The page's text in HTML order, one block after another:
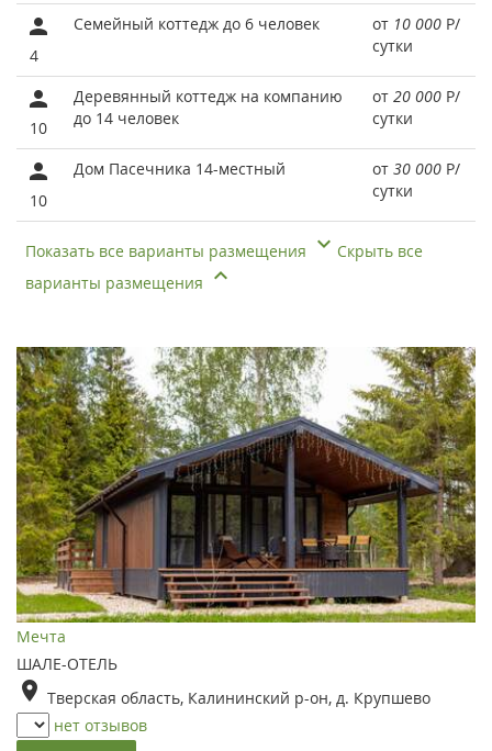
4
Семейный коттедж до 6 человек от 10 000 Р/
сутки
10
Деревянный коттедж на компанию
до 14 человек
от 20 000 Р/
сутки
10
Дом Пасечника 14-местный от 30 000 Р/
сутки
Показать все варианты размещения
Скрыть все
варианты размещения
Мечта
ШАЛЕ-ОТЕЛЬ
Тверская область, Калининский р-он, д. Крупшево
нет отзывов